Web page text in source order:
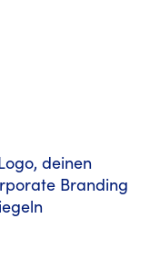
deinen
Branding